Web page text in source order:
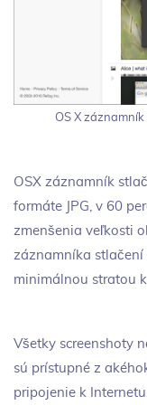
OS X
OSX záznamník
formáte JPG, v 60
zmenšenia veľkosti
záznamníka
minimálnou stratou
Všetky screenshoty
sú prístupné z
pripojenie k Internetu.